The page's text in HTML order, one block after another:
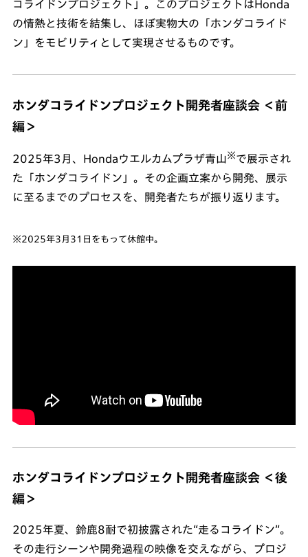
コライドンプロジェクト」。このプロジェクトはHonda
の情熱と技術を結集し、ほぼ実物大の「ホンダコライド
ン」をモビリティとして実現させるものです。
ホンダコライドンプロジェクト開発者座談会 ＜前
編＞
2025年3月、Hondaウエルカムプラザ青山※で展示され
た「ホンダコライドン」。その企画立案から開発、展示
に至るまでのプロセスを、開発者たちが振り返ります。
※2025年3月31日をもって休館中。
ホンダコライドンプロジェクト開発者座談会 ＜後
編＞
2025年夏、鈴鹿8耐で初披露された“走るコライドン”。
その走行シーンや開発過程の映像を交えながら、プロジ